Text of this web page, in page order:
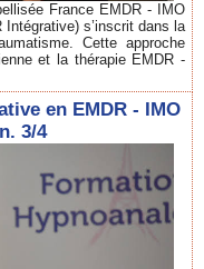
France EMDR - IMO
s’inscrit dans la
Cette approche
et la thérapie EMDR -
en EMDR - IMO
3/4